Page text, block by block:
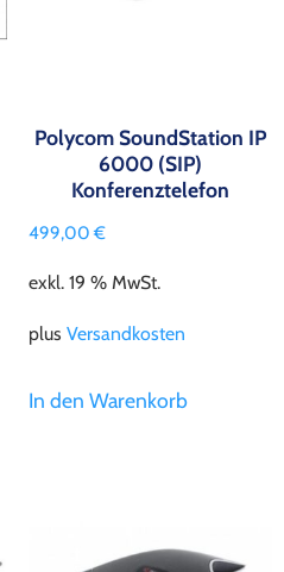
Polycom SoundStation IP
6000 (SIP)
Konferenztelefon
499,00€
exkl. 19 % MwSt.
plus Versandkosten
In den Warenkorb